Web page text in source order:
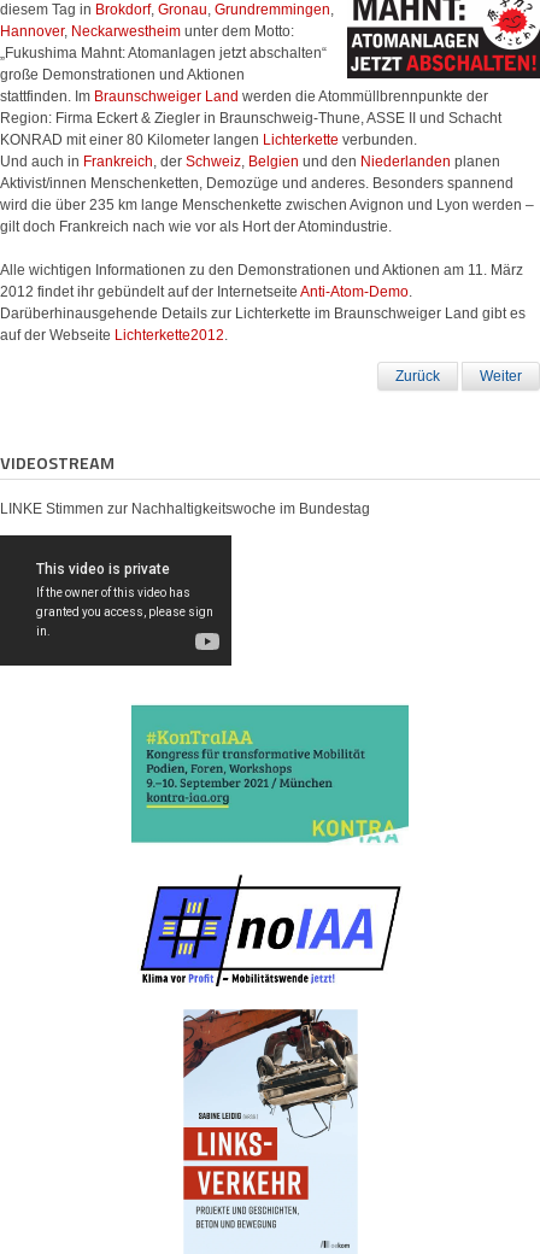
diesem Tag in Brokdorf, Gronau, Grundremmingen,
Hannover, Neckarwestheim unter dem Motto:
„Fukushima Mahnt: Atomanlagen jetzt abschalten“
große Demonstrationen und Aktionen
stattfinden. Im Braunschweiger Land werden die Atommüllbrennpunkte der
Region: Firma Eckert & Ziegler in Braunschweig-Thune, ASSE II und Schacht
KONRAD mit einer 80 Kilometer langen Lichterkette verbunden.
Und auch in Frankreich, der Schweiz, Belgien und den Niederlanden planen
Aktivist/innen Menschenketten, Demozüge und anderes. Besonders spannend
wird die über 235 km lange Menschenkette zwischen Avignon und Lyon werden –
gilt doch Frankreich nach wie vor als Hort der Atomindustrie.
Alle wichtigen Informationen zu den Demonstrationen und Aktionen am 11. März
2012 findet ihr gebündelt auf der Internetseite Anti-Atom-Demo.
Darüberhinausgehende Details zur Lichterkette im Braunschweiger Land gibt es
auf der Webseite Lichterkette2012.
Zurück Weiter
VIDEOSTREAM
LINKE Stimmen zur Nachhaltigkeitswoche im Bundestag